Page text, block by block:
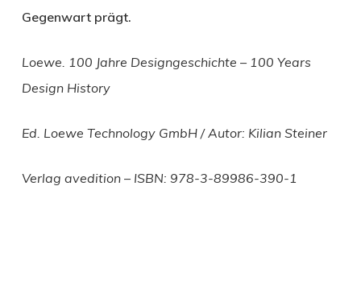
Gegenwart prägt.
Loewe. 100 Jahre Designgeschichte – 100 Years
Design History
Ed. Loewe Technology GmbH / Autor: Kilian Steiner
Verlag avedition – ISBN: 978-3-89986-390-1